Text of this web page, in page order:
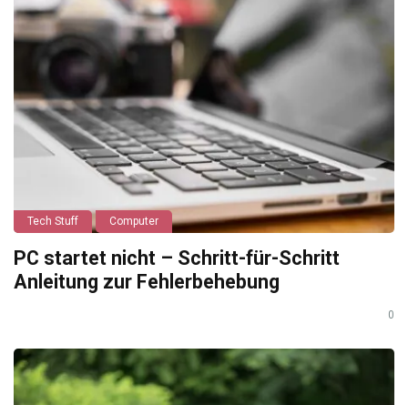
Tech Stuff Computer
PC startet nicht – Schritt-für-Schritt
Anleitung zur Fehlerbehebung
0